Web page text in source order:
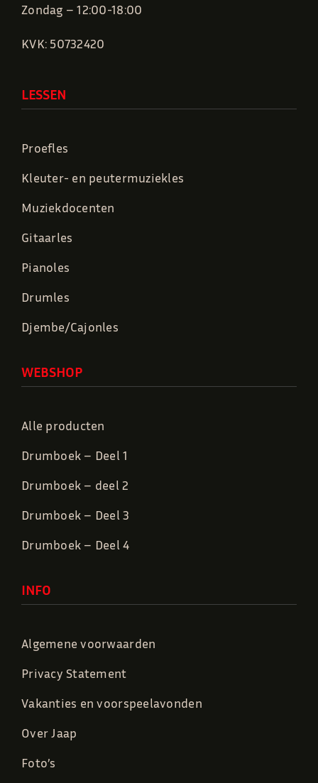
Zondag – 12:00-18:00
KVK: 50732420
LESSEN
Proefles
Kleuter- en peutermuziekles
Muziekdocenten
Gitaarles
Pianoles
Drumles
Djembe/Cajonles
WEBSHOP
Alle producten
Drumboek – Deel 1
Drumboek – deel 2
Drumboek – Deel 3
Drumboek – Deel 4
INFO
Algemene voorwaarden
Privacy Statement
Vakanties en voorspeelavonden
Over Jaap
Foto’s